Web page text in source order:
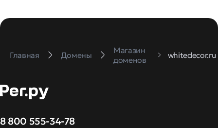
Главная Домены
Магазин
доменов
whitedecor.ru
8 800 555-34-78